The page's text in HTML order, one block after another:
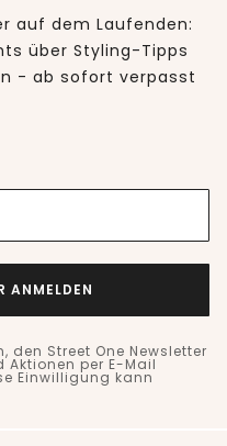
auf dem Laufenden:
über Styling-Tipps
- ab sofort verpasst
ANMELDEN
Street One Newsletter
Aktionen per E-Mail
Einwilligung kann